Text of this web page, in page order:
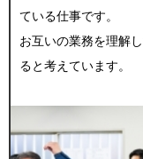
ている仕事です。
お互いの業務を理解
ると考えています。